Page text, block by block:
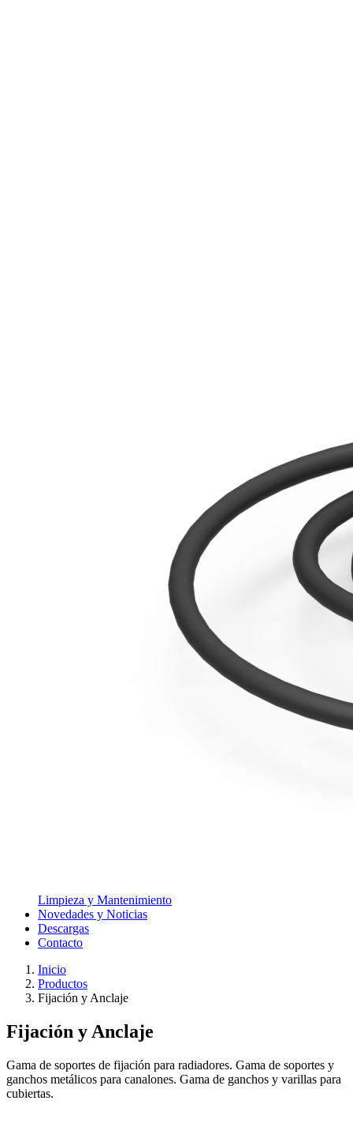
Limpieza y Mantenimiento
Novedades y Noticias
Descargas
Contacto
Inicio
Productos
Fijación y Anclaje
Fijación y Anclaje
Gama de soportes de fijación para radiadores. Gama de soportes y
ganchos metálicos para canalones. Gama de ganchos y varillas para
cubiertas.